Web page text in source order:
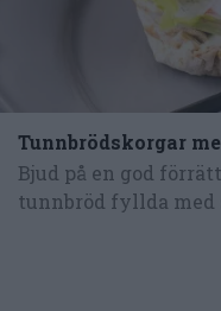
Tunnbrödskorgar
Bjud på en god
tunnbröd fyllda med